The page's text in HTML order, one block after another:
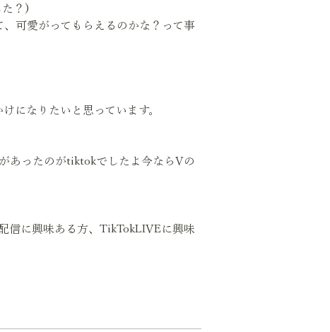
？)
可愛がってもらえるのかな？って事
になりたいと思っています。
あったのがtiktokでしたよ今ならVの
信に興味ある方、TikTokLIVEに興味